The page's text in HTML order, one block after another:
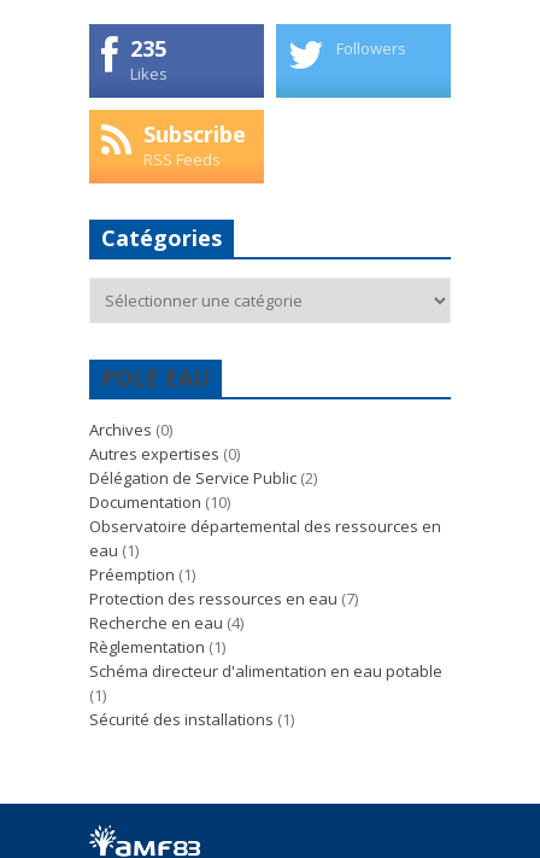
235
Likes
Followers
Subscribe
RSS Feeds
Catégories
POLE EAU
Archives (0)
Autres expertises (0)
Délégation de Service Public (2)
Documentation (10)
Observatoire départemental des ressources en
eau (1)
Préemption (1)
Protection des ressources en eau (7)
Recherche en eau (4)
Règlementation (1)
Schéma directeur d'alimentation en eau potable
(1)
Sécurité des installations (1)